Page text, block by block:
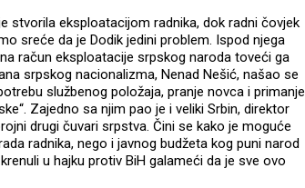
stvorila eksploatacijom radnika, dok radni čovjek
sreće da je Dodik jedini problem. Ispod njega
račun eksploatacije srpskog naroda toveći ga
srpskog nacionalizma, Nenad Nešić, našao se
službenog položaja, pranje novca i primanje
Zajedno sa njim pao je i veliki Srbin, direktor
drugi čuvari srpstva. Čini se kako je moguće
radnika, nego i javnog budžeta kog puni narod
u hajku protiv BiH galameći da je sve ovo